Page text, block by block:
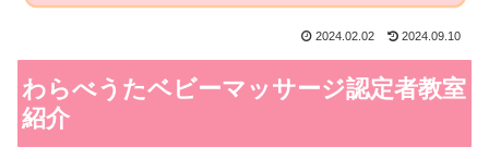
2024.02.02 2024.09.10
わらべうたベビーマッサージ認定者教室
紹介